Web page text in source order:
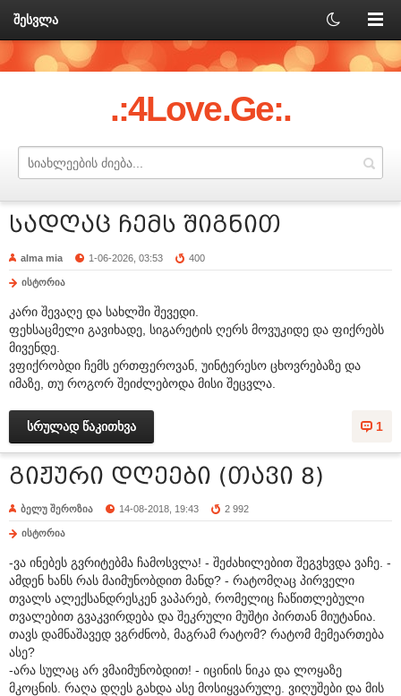
შესვლა
.:4Love.Ge:.
სადღაც ჩემს შიგნით
alma mia 1-06-2026, 03:53 400
ისტორია
კარი შევაღე და სახლში შევედი.
ფეხსაცმელი გავიხადე, სიგარეტის ღერს მოვუკიდე და ფიქრებს
მივენდე.
ვფიქრობდი ჩემს ერთფეროვან, უინტერესო ცხოვრებაზე და
იმაზე, თუ როგორ შეიძლებოდა მისი შეცვლა.
1
სრულად წაკითხვა
გიჟური დღეები (თავი 8)
ბელუ შეროზია 14-08-2018, 19:43 2 992
ისტორია
-ვა ინებეს გვრიტებმა ჩამოსვლა! - შეძახილებით შეგვხვდა ვაჩე. -
ამდენ ხანს რას მაიმუნობდით მანდ? - რატომღაც პირველი
თვალს ალექსანდრესკენ ვაპარებ, რომელიც ჩაწითლებული
თვალებით გვაკვირდება და შეკრული მუშტი პირთან მიუტანია.
თავს დამნაშავედ ვგრძნობ, მაგრამ რატომ? რატომ მემეართება
ასე?
-არა სულაც არ ვმაიმუნობდით! - იცინის ნიკა და ლოყაზე
მკოცნის. რაღა დღეს გახდა ასე მოსიყვარულე. ვიღუშები და მის